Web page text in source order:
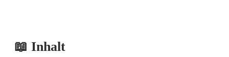
📖 Inhalt